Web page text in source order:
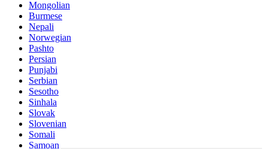
Mongolian
Burmese
Nepali
Norwegian
Pashto
Persian
Punjabi
Serbian
Sesotho
Sinhala
Slovak
Slovenian
Somali
Samoan